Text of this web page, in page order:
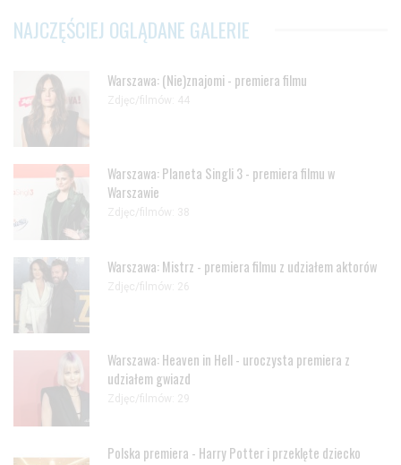
NAJCZĘŚCIEJ OGLĄDANE GALERIE
Warszawa: (Nie)znajomi - premiera filmu
Zdjęc/filmów: 44
Warszawa: Planeta Singli 3 - premiera filmu w
Warszawie
Zdjęc/filmów: 38
Warszawa: Mistrz - premiera filmu z udziałem aktorów
Zdjęc/filmów: 26
Warszawa: Heaven in Hell - uroczysta premiera z
udziałem gwiazd
Zdjęc/filmów: 29
Polska premiera - Harry Potter i przeklęte dziecko